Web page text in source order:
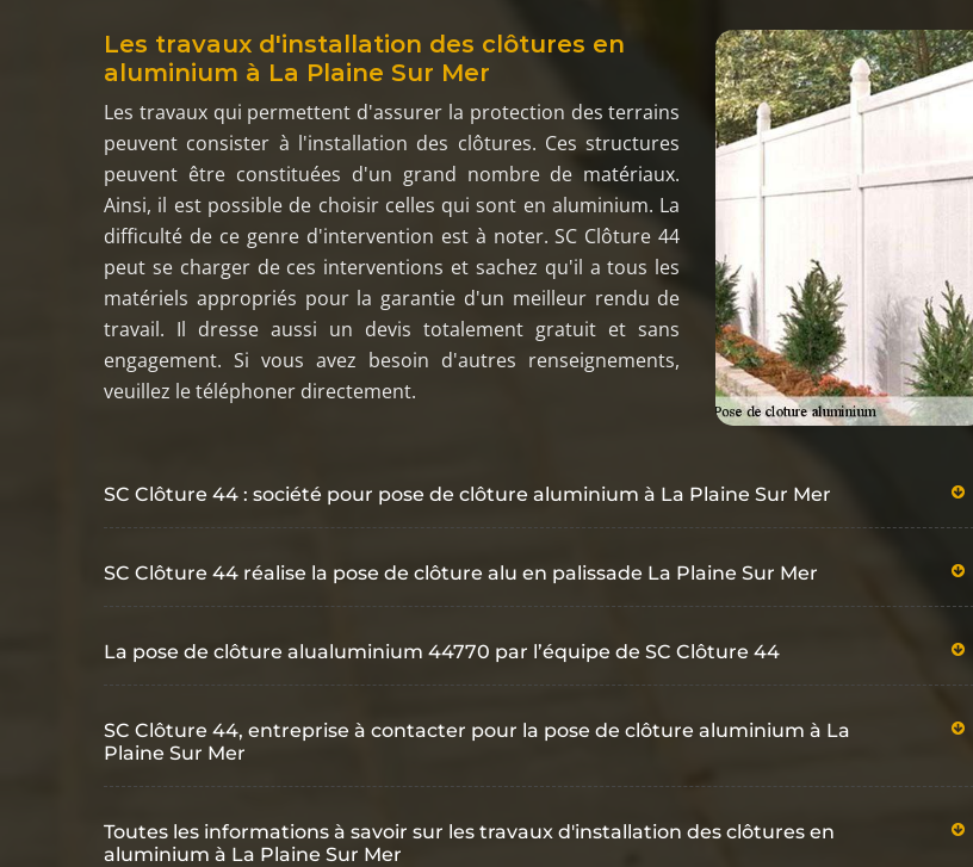
Les travaux d'installation des clôtures en
aluminium à La Plaine Sur Mer
Les travaux qui permettent d'assurer la protection des terrains
peuvent consister à l'installation des clôtures. Ces structures
peuvent être constituées d'un grand nombre de matériaux.
Ainsi, il est possible de choisir celles qui sont en aluminium. La
difficulté de ce genre d'intervention est à noter. SC Clôture 44
peut se charger de ces interventions et sachez qu'il a tous les
matériels appropriés pour la garantie d'un meilleur rendu de
travail. Il dresse aussi un devis totalement gratuit et sans
engagement. Si vous avez besoin d'autres renseignements,
veuillez le téléphoner directement.
SC Clôture 44 : société pour pose de clôture aluminium à La Plaine Sur Mer
SC Clôture 44 réalise la pose de clôture alu en palissade La Plaine Sur Mer
La pose de clôture alualuminium 44770 par l’équipe de SC Clôture 44
SC Clôture 44, entreprise à contacter pour la pose de clôture aluminium à La
Plaine Sur Mer
Toutes les informations à savoir sur les travaux d'installation des clôtures en
aluminium à La Plaine Sur Mer